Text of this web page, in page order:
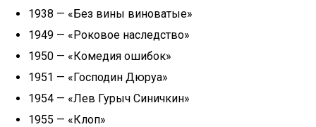
1938 — «Без вины виноватые»
1949 — «Роковое наследство»
1950 — «Комедия ошибок»
1951 — «Господин Дюруа»
1954 — «Лев Гурыч Синичкин»
1955 — «Клоп»